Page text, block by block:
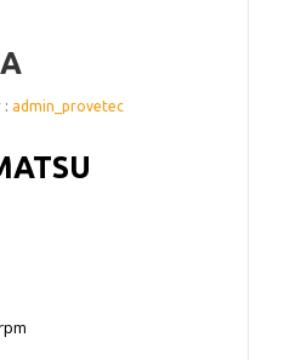
: admin_provetec